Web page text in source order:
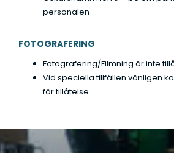
personalen
FOTOGRAFERING
Fotografering/Filmning är inte
Vid speciella tillfällen vänligen
för tillåtelse.